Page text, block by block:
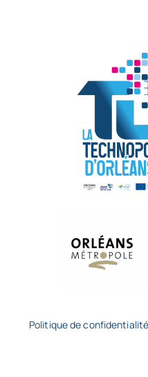
Politique de confidentialité